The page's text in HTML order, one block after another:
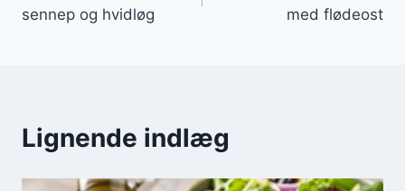
sennep og hvidløg
med flødeost
Lignende indlæg